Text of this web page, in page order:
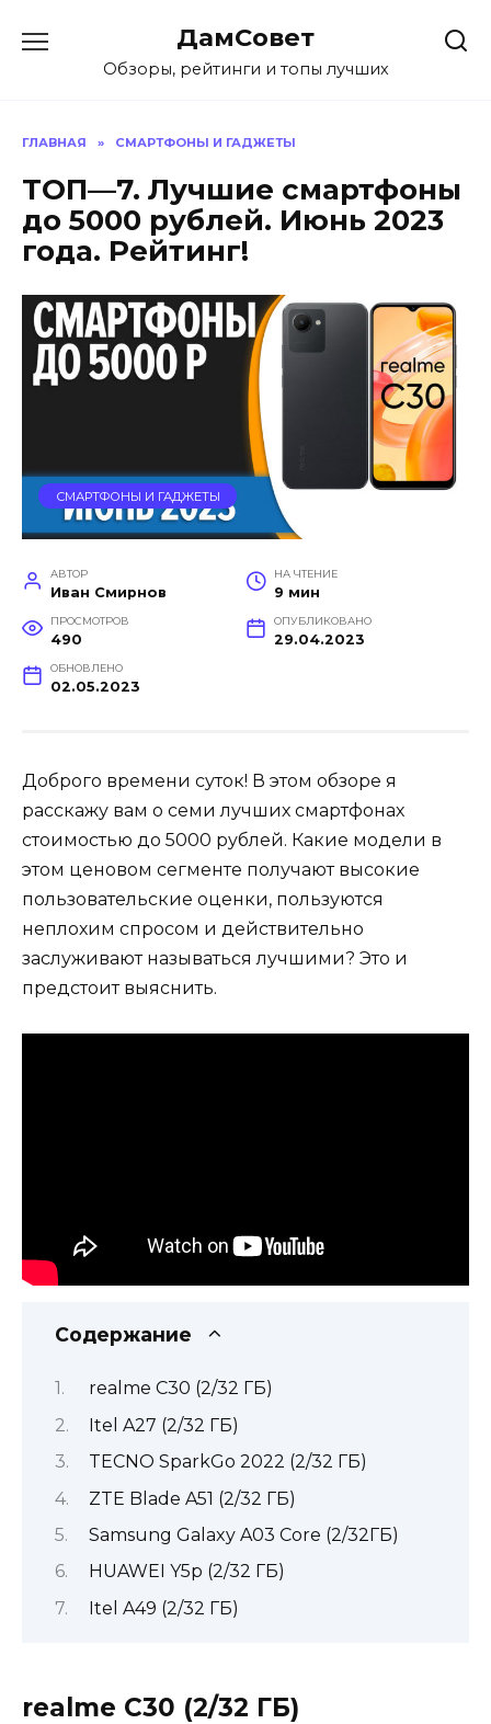
содержанию
ДамСовет
Обзоры, рейтинги и топы лучших
ГЛАВНАЯ » СМАРТФОНЫ И ГАДЖЕТЫ
ТОП—7. Лучшие смартфоны
до 5000 рублей. Июнь 2023
года. Рейтинг!
СМАРТФОНЫ И ГАДЖЕТЫ
АВТОР
Иван Смирнов
НА ЧТЕНИЕ
9 мин
ПРОСМОТРОВ
490
ОПУБЛИКОВАНО
29.04.2023
ОБНОВЛЕНО
02.05.2023
Доброго времени суток! В этом обзоре я
расскажу вам о семи лучших смартфонах
стоимостью до 5000 рублей. Какие модели в
этом ценовом сегменте получают высокие
пользовательские оценки, пользуются
неплохим спросом и действительно
заслуживают называться лучшими? Это и
предстоит выяснить.
Содержание
realme C30 (2/32 ГБ)
Itel A27 (2/32 ГБ)
TECNO SparkGo 2022 (2/32 ГБ)
ZTE Blade A51 (2/32 ГБ)
Samsung Galaxy A03 Core (2/32ГБ)
HUAWEI Y5p (2/32 ГБ)
Itel A49 (2/32 ГБ)
realme C30 (2/32 ГБ)